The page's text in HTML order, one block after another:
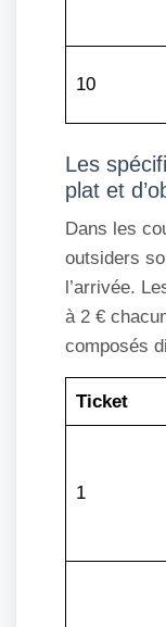
10
Les
plat et
Dans les
outsiders
l’arrivée.
à 2 €
composés
Ticket
1